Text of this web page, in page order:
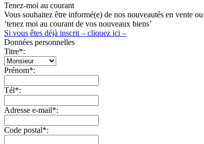
Tenez-moi au courant
Vous souhaitez être informé(e) de nos nouveautés en vente
’tenez moi au courant de vos nouveaux biens’
Si vous êtes déjà inscrit – cliquez ici –
Données personnelles
Titre*:
Prénom*:
Tél*:
Adresse e-mail*:
Code postal*: